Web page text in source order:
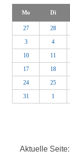
Mo Di
27 28
3
4
10
11
17
18
24
25
31
1
Aktuelle Seite: